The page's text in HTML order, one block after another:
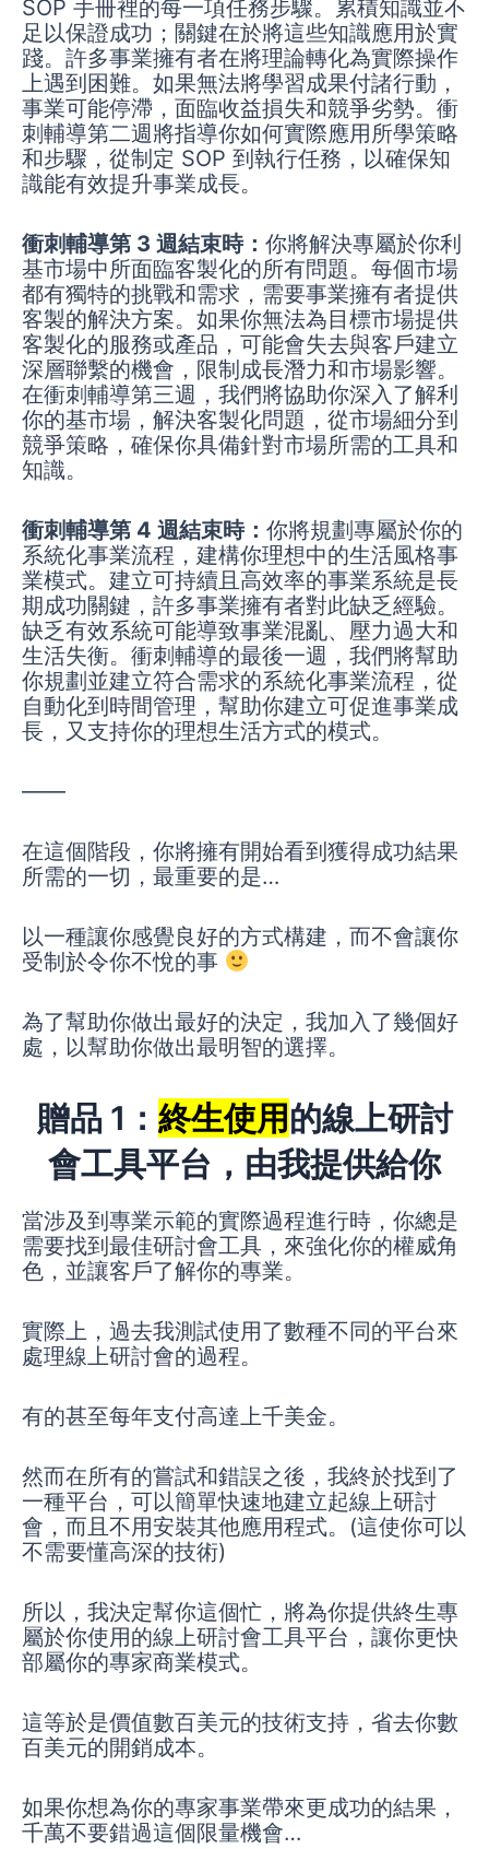
SOP 手冊裡的每一項任務步驟。累積知識並不
足以保證成功；關鍵在於將這些知識應用於實
踐。許多事業擁有者在將理論轉化為實際操作
上遇到困難。如果無法將學習成果付諸行動，
事業可能停滯，面臨收益損失和競爭劣勢。衝
刺輔導第二週將指導你如何實際應用所學策略
和步驟，從制定 SOP 到執行任務，以確保知
識能有效提升事業成長。
衝刺輔導第 3 週結束時： 你將解決專屬於你利
基市場中所面臨客製化的所有問題。每個市場
都有獨特的挑戰和需求，需要事業擁有者提供
客製的解決方案。如果你無法為目標市場提供
客製化的服務或產品，可能會失去與客戶建立
深層聯繫的機會，限制成長潛力和市場影響。
在衝刺輔導第三週，我們將協助你深入了解利
你的基市場，解決客製化問題，從市場細分到
競爭策略，確保你具備針對市場所需的工具和
知識。
衝刺輔導第 4 週結束時： 你將規劃專屬於你的
系統化事業流程，建構你理想中的生活風格事
業模式。建立可持續且高效率的事業系統是長
期成功關鍵，許多事業擁有者對此缺乏經驗。
缺乏有效系統可能導致事業混亂、壓力過大和
生活失衡。衝刺輔導的最後一週，我們將幫助
你規劃並建立符合需求的系統化事業流程，從
自動化到時間管理，幫助你建立可促進事業成
長，又支持你的理想生活方式的模式。
——
在這個階段，你將擁有開始看到獲得成功結果
所需的一切，最重要的是…
以一種讓你感覺良好的方式構建，而不會讓你
受制於令你不悅的事
為了幫助你做出最好的決定，我加入了幾個好
處，以幫助你做出最明智的選擇。
贈品 1： 終生使用的線上研討
會工具平台，由我提供給你
當涉及到專業示範的實際過程進行時，你總是
需要找到最佳研討會工具，來強化你的權威角
色，並讓客戶了解你的專業。
實際上，過去我測試使用了數種不同的平台來
處理線上研討會的過程。
有的甚至每年支付高達上千美金。
然而在所有的嘗試和錯誤之後，我終於找到了
一種平台，可以簡單快速地建立起線上研討
會，而且不用安裝其他應用程式。(這使你可以
不需要懂高深的技術)
所以，我決定幫你這個忙，將為你提供終生專
屬於你使用的線上研討會工具平台，讓你更快
部屬你的專家商業模式。
這等於是價值數百美元的技術支持，省去你數
百美元的開銷成本。
如果你想為你的專家事業帶來更成功的結果，
千萬不要錯過這個限量機會…